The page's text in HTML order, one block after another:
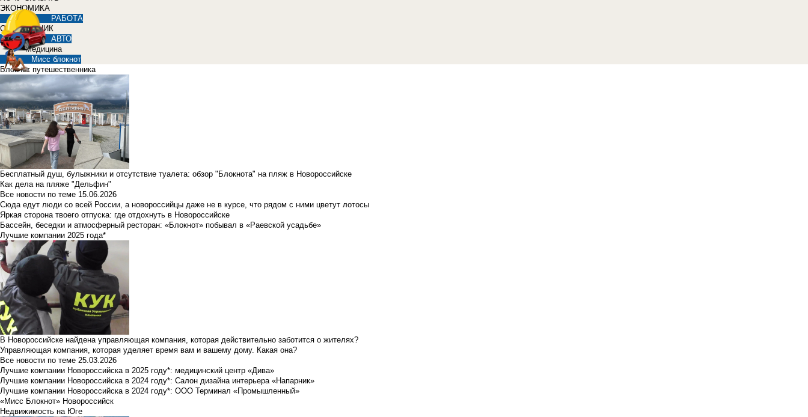
ЭКОНОМИКА
РАБОТА
СПРАВОЧНИК
АВТО
Медицина
Мисс блокнот
Блокнот путешественника
Бесплатный душ, булыжники и отсутствие туалета: обзор "Блокнота" на пляж в Новороссийске
Как дела на пляже "Дельфин"
Все новости по теме 15.06.2026
Сюда едут люди со всей России, а новороссийцы даже не в курсе, что рядом с ними цветут лотосы
Яркая сторона твоего отпуска: где отдохнуть в Новороссийске
Бассейн, беседки и атмосферный ресторан: «Блокнот» побывал в «Раевской усадьбе»
Лучшие компании 2025 года*
В Новороссийске найдена управляющая компания, которая действительно заботится о жителях?
Управляющая компания, которая уделяет время вам и вашему дому. Какая она?
Все новости по теме 25.03.2026
Лучшие компании Новороссийска в 2025 году*: медицинский центр «Дива»
Лучшие компании Новороссийска в 2024 году*: Салон дизайна интерьера «Напарник»
Лучшие компании Новороссийска в 2024 году*: ООО Терминал «Промышленный»
«Мисс Блокнот» Новороссийск
Недвижимость на Юге